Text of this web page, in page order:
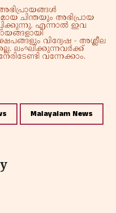
ചിന്തയും അഭിപ്രായ
എന്നാൽ ഇവ
വിദ്വേഷ - അശ്ലീല
ലംഘിക്കുന്നവർക്ക്
വന്നേക്കാം.
Malayalam News